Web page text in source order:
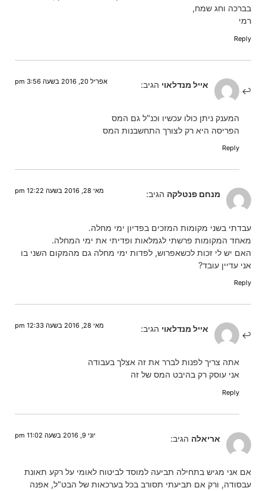
בברכה וחג שמח,
רמי
Reply
אייל מנדלאוי הגיב: אפריל 20, 2016 בשעה 3:56 pm
המענק ניתן כולו עכשיו וכנ"ל גם המס
הפריסה היא רק לצורך התחשבנות המס
Reply
מנחם פנטלקה הגיב: מאי 28, 2016 בשעה 12:22 pm
עבדתי בשני מקומות המזכים בפדיון ימי מחלה.
מאחד המקומות פרשתי לגמלאות ופדיתי את ימי המחלה.
האם יש לי זכות לכשאפרוש, לפדות ימי מחלה גם מהמקום השני בו
אני עדיין עובד?
Reply
אייל מנדלאוי הגיב: מאי 28, 2016 בשעה 12:33 pm
אתה צריך לפנות לברר את זה אצלך בעבודה
אני עוסק רק בהיבט המס של זה
Reply
אריאלה הגיב: יוני 9, 2016 בשעה 11:02 pm
אם אני מגיש בתחילה תביעה למוסד לביטוח לאומי על רקע תאונת
עבסודה, ורק אם תביעתי תסורב בכל בערכאות של הבט"ל, אפנה